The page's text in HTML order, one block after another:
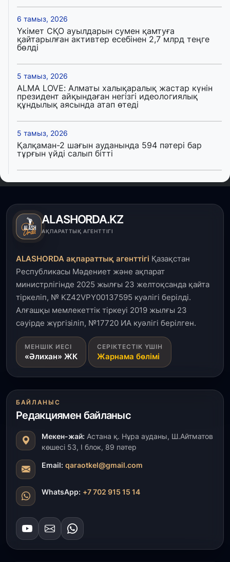
6 тамыз, 2026
Үкімет СҚО ауылдарын сумен қамтуға
қайтарылған активтер есебінен 2,7 млрд теңге
бөлді
5 тамыз, 2026
ALMA LOVE: Алматы халықаралық жастар күнін
президент айқындаған негізгі идеологиялық
құндылық аясында атап өтеді
5 тамыз, 2026
Қалқаман-2 шағын ауданында 594 пәтері бар
тұрғын үйді салып бітті
4 тамыз, 2026
артады – Үкімет отырысы
3 тамыз, 2026
пайдалануға берілді
3 тамыз, 2026
Қызылордада 300 орындық аурухана,
Президенттік кітапхана және жаңа театр
салынып жатыр
1 тамыз, 2026
Кинопоиск Қазақстан азаматтарының ең
танымал онлайн-кинотеатрына айналды
Ақмола облысындағы кездесуде кәсіпкерлер мен
ұстаздар «Әділет» партиясына өз ұсыныстарын
айтты
31 шілде, 2026
ҚР Президенті Орталық Азия елдеріне
ұзақмерзімді ынтымақтастық жоспарын әзірлеуді
ұсынды
31 шілде, 2026
«Ауыл аманаты»: Түркістанда 30,2 млрд теңгеге
4 223 жоба қаржыландырылды
ALASHORDA.KZ
АҚПАРАТТЫҚ АГЕНТТІГІ
ALASHORDA ақпараттық агенттігі Қазақстан
Республикасы Мәдениет және ақпарат
министрлігінде 2025 жылғы 23 желтоқсанда қайта
тіркеліп, № KZ42VPY00137595 куәлігі берілді.
Алғашқы мемлекеттік тіркеуі 2019 жылғы 23
сәуірде жүргізіліп, №17720 ИА куәлігі берілген.
МЕНШІК ИЕСІ
«Әлихан» ЖК
СЕРІКТЕСТІК ҮШІН
Жарнама бөлімі
БАЙЛАНЫС
Редакциямен байланыс
Мекен-жай: Астана қ. Нұра ауданы, Ш.Айтматов
көшесі 53, І блок, 89 пәтер
Email: qaraotkel@gmail.com
WhatsApp: +7 702 915 15 14